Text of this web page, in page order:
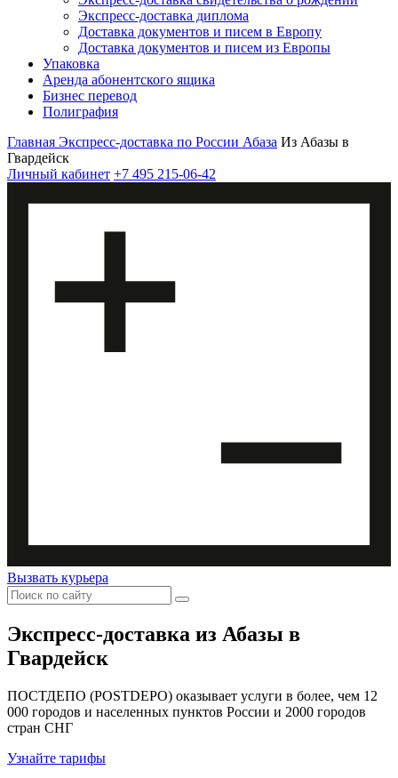
Экспресс-доставка диплома
Доставка документов и писем в Европу
Доставка документов и писем из Европы
Упаковка
Аренда абонентского ящика
Бизнес перевод
Полиграфия
Главная Экспресс-доставка по России Абаза Из Абазы в
Гвардейск
Личный кабинет +7 495 215-06-42
Вызвать курьера
Экспресс-доставка из Абазы в
Гвардейск
ПОСТДЕПО (POSTDEPO) оказывает услуги в более, чем 12
000 городов и населенных пунктов России и 2000 городов
стран СНГ
Узнайте тарифы